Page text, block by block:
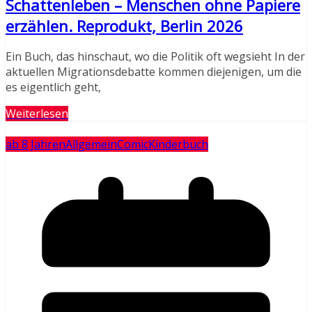
Schattenleben – Menschen ohne Papiere
erzählen. Reprodukt, Berlin 2026
Ein Buch, das hinschaut, wo die Politik oft wegsieht In der
aktuellen Migrationsdebatte kommen diejenigen, um die
es eigentlich geht,
Weiterlesen
ab 8 JahrenAllgemeinComicKinderbuch